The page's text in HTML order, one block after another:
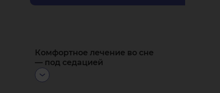
Комфортное лечение во сне
— под седацией